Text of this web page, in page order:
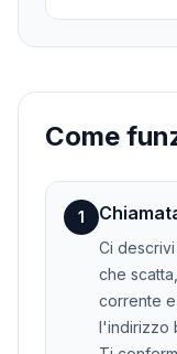
Come
1
Ci
che
corrente
l'indirizzo